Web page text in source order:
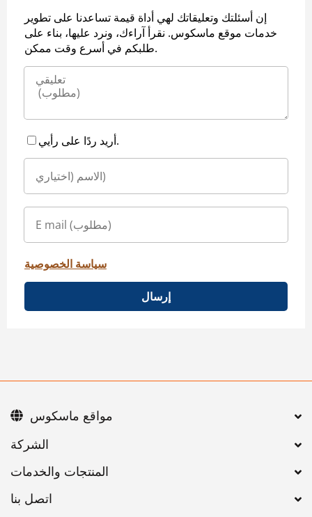
إن أسئلتك وتعليقاتك لهي أداة قيمة تساعدنا على تطوير
خدمات موقع ماسكوس. نقرأ آراءك، ونرد عليها، بناء على
طلبكم في أسرع وقت ممكن.
أريد ردًا على رأيي.
سياسة الخصوصية
إرسال
اتصل بنا
مواقع ماسكوس